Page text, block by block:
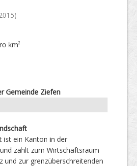
km²
Gemeinde Ziefen
ist ein Kanton in der
zählt zum Wirtschaftsraum
und zur grenzüberschreitenden